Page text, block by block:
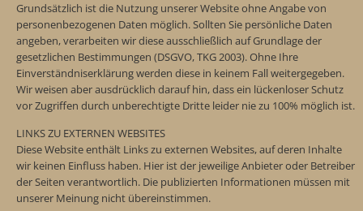
Grundsätzlich ist die Nutzung unserer Website ohne Angabe von
personenbezogenen Daten möglich. Sollten Sie persönliche Daten
angeben, verarbeiten wir diese ausschließlich auf Grundlage der
gesetzlichen Bestimmungen (DSGVO, TKG 2003). Ohne Ihre
Einverständniserklärung werden diese in keinem Fall weitergegeben.
Wir weisen aber ausdrücklich darauf hin, dass ein lückenloser Schutz
vor Zugriffen durch unberechtigte Dritte leider nie zu 100% möglich ist.
LINKS ZU EXTERNEN WEBSITES
Diese Website enthält Links zu externen Websites, auf deren Inhalte
wir keinen Einfluss haben. Hier ist der jeweilige Anbieter oder Betreiber
der Seiten verantwortlich. Die publizierten Informationen müssen mit
unserer Meinung nicht übereinstimmen.